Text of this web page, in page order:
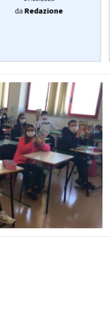
daRedazione